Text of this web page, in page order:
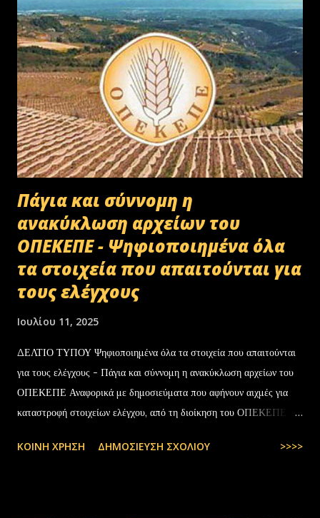
Πάγια και σύννομη η
ανακύκλωση αρχείων του
ΟΠΕΚΕΠΕ - Ψηφιοποιημένα όλα
τα στοιχεία που απαιτούνται για
τους ελέγχους
Ιουλίου 11, 2025
ΔΕΛΤΙΟ ΤΥΠΟΥ Ψηφιοποιημένα όλα τα στοιχεία που απαιτούνται
για τους ελέγχους - Πάγια και σύννομη η ανακύκλωση αρχείων του
ΟΠΕΚΕΠΕ Αναφορικά με δημοσιεύματα που αφήνουν αιχμές για
καταστροφή στοιχείων ελέγχου, από τη διοίκηση του ΟΠΕΚΕΠΕ
εστάλη προς ανακύκλωση στις 10-07-2025 στην Θεσσαλονίκη,
ΚΟΙΝΉ ΧΡΉΣΗ ΔΗΜΟΣΊΕΥΣΗ ΣΧΟΛΊΟΥ >>>>